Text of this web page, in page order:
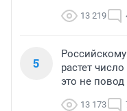
13 219
5
растет
это не
13 173